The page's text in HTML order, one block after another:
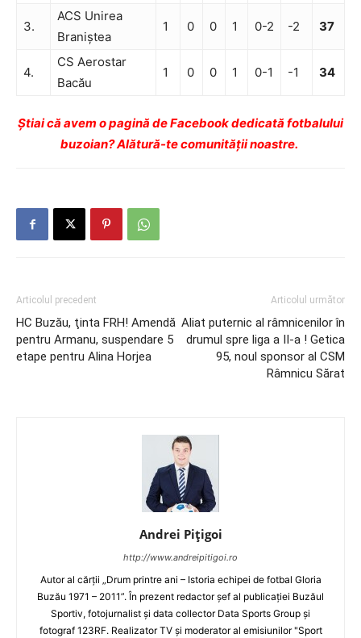
3.
ACS Unirea
Braniştea
1 0 0 1 0-2 -2 37
4.
CS Aerostar
Bacău
1 0 0 1 0-1 -1 34
Ştiai că avem o pagină de Facebook dedicată fotbalului
buzoian? Alătură-te comunității noastre.
Articolul precedent
HC Buzău, ţinta FRH! Amendă
pentru Armanu, suspendare 5
etape pentru Alina Horjea
Articolul următor
Aliat puternic al râmnicenilor în
drumul spre liga a II-a ! Getica
95, noul sponsor al CSM
Râmnicu Sărat
Andrei Pițigoi
http://www.andreipitigoi.ro
Autor al cărţii „Drum printre ani – Istoria echipei de fotbal Gloria
Buzău 1971 – 2011”. În prezent redactor şef al publicaţiei Buzăul
Sportiv, fotojurnalist şi data collector Data Sports Group şi
fotograf 123RF. Realizator TV şi moderator al emisiunilor "Sport